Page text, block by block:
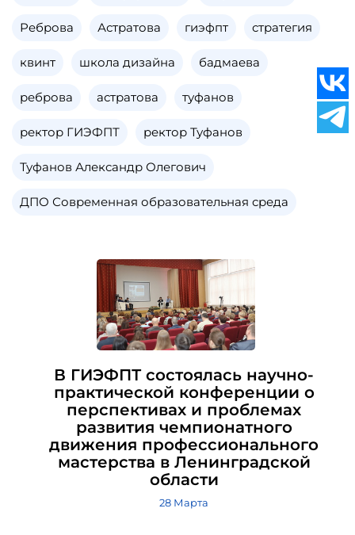
В ГИЭФПТ состоялась научно-
практической конференции о
перспективах и проблемах
развития чемпионатного
движения профессионального
мастерства в Ленинградской
области
28 Марта
Реброва Астратова гиэфпт стратегия
квинт школа дизайна бадмаева
реброва астратова туфанов
ректор ГИЭФПТ ректор Туфанов
Туфанов Александр Олегович
ДПО Современная образовательная среда